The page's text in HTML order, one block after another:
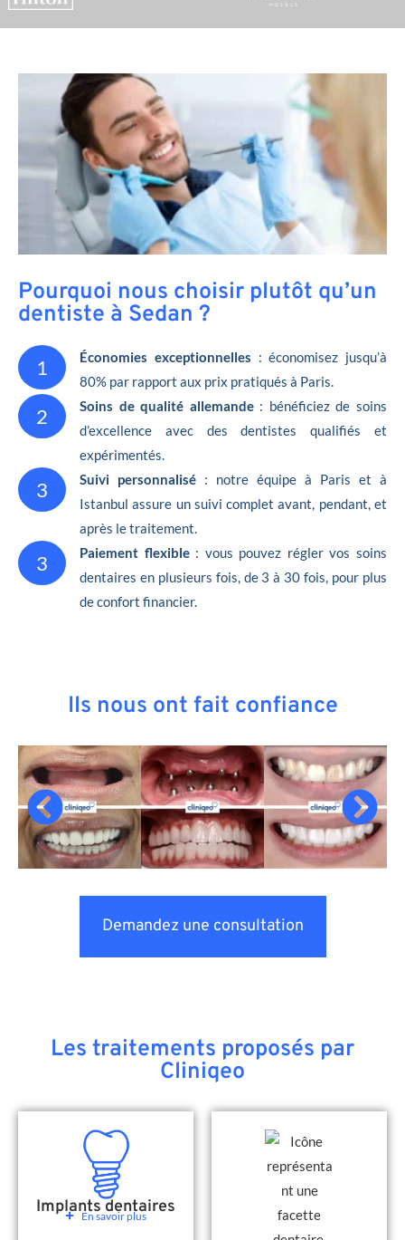
Pourquoi nous choisir plutôt qu’un
dentiste à Sedan ?
1 Économies exceptionnelles : économisez jusqu’à
80% par rapport aux prix pratiqués à Paris.
2 Soins de qualité allemande: bénéficiez de soins
d’excellence avec des dentistes qualifiés et
expérimentés.
3 Suivi personnalisé : notre équipe à Paris et à
Istanbul assure un suivi complet avant, pendant, et
après le traitement.
3 Paiement flexible: vous pouvez régler vos soins
dentaires en plusieurs fois, de 3 à 30 fois, pour plus
de confort financier.
Ils nous ont fait confiance
Demandez une consultation
Les traitements proposés par
Cliniqeo
Implants dentaires
En savoir plus